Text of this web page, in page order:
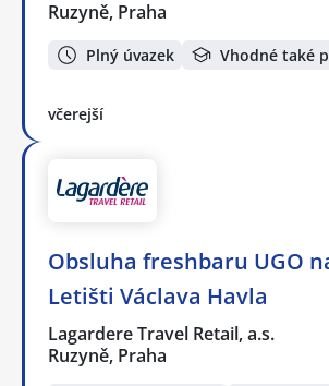
Ruzyně, Praha
Plný úvazek Vhodné také
včerejší
Obsluha freshbaru UGO
Letišti Václava Havla
Lagardere Travel Retail, a.s.
Ruzyně, Praha